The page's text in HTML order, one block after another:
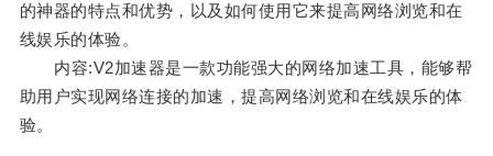
的神器的特点和优势，以及如何使用它来提高网络浏览和在
线娱乐的体验。
内容:V2加速器是一款功能强大的网络加速工具，能够帮
助用户实现网络连接的加速，提高网络浏览和在线娱乐的体
验。